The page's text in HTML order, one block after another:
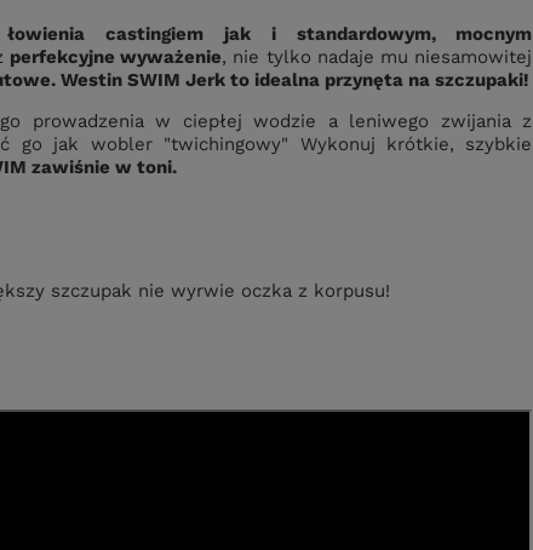
castingiem jak i standardowym, mocnym
perfekcyjne wyważenie, nie tylko nadaje mu niesamowitej
Westin SWIM Jerk to idealna przynęta na szczupaki!
prowadzenia w ciepłej wodzie a leniwego zwijania z
go jak wobler "twichingowy" Wykonuj krótkie, szybkie
zawiśnie w toni.
szczupak nie wyrwie oczka z korpusu!